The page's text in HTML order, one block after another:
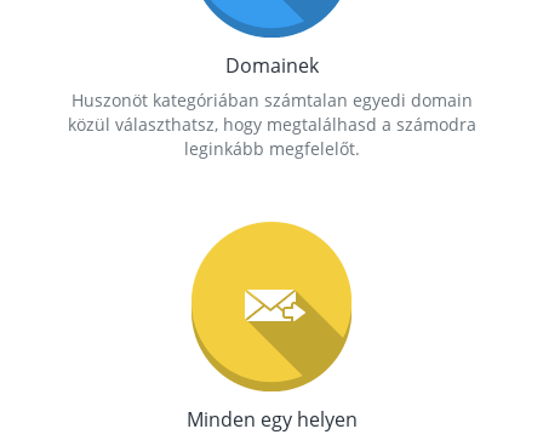
Domainek
Huszonöt kategóriában számtalan egyedi domain
közül választhatsz, hogy megtalálhasd a számodra
leginkább megfelelőt.
Minden egy helyen